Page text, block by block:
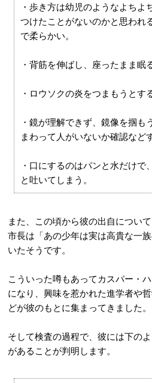
・歩き方は幼児のようなよちよ
つけたことがないのかと思われ
で柔らかい。
・背筋を伸ばし、座ったまま眠る
・ロウソクの炎をつまもうとする
・鏡が理解できず、鏡像を掴も
まわって人がいないか確認など
・口にするのはパンと水だけで
と吐いてしまう。
また、この頃から彼の出自につい
市長は「あの少年は実は高貴な一
いたそうです。
こういった噂もあってカスパー・
になり、興味を惹かれた進学者や
どが彼のもとに集まってきました。
そして検査の過程で、彼には下の
があることが判明します。